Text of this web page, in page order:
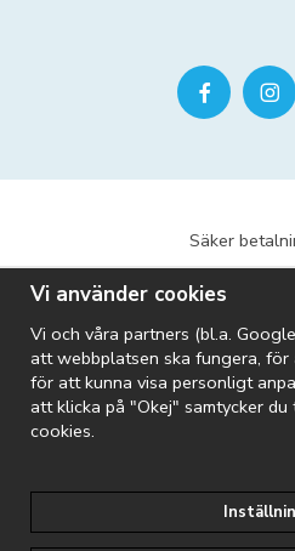
Säker
Vi skickar
Riopool är en del av
Vi använder cookies
Vi och våra partners (bl.a.
att webbplatsen ska fungera,
för att kunna visa personligt
att klicka på "Okej" samtycker
cookies.